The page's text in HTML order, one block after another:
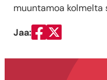
muuntamoa kolmelta
Jaa:
Jaa Facebookissa
Jaa